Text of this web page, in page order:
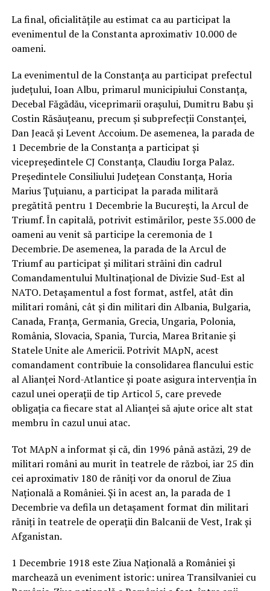
La final, oficialitățile au estimat ca au participat la
evenimentul de la Constanta aproximativ 10.000 de
oameni.
La evenimentul de la Constanța au participat prefectul
județului, Ioan Albu, primarul municipiului Constanța,
Decebal Făgădău, viceprimarii orașului, Dumitru Babu și
Costin Răsăuțeanu, precum și subprefecții Constanței,
Dan Jeacă și Levent Accoium. De asemenea, la parada de
1 Decembrie de la Constanța a participat și
vicepreședintele CJ Constanța, Claudiu Iorga Palaz.
Președintele Consiliului Județean Constanța, Horia
Marius Țuțuianu, a participat la parada militară
pregătită pentru 1 Decembrie la București, la Arcul de
Triumf. În capitală, potrivit estimărilor, peste 35.000 de
oameni au venit să participe la ceremonia de 1
Decembrie. De asemenea, la parada de la Arcul de
Triumf au participat şi militari străini din cadrul
Comandamentului Multinaţional de Divizie Sud-Est al
NATO. Detaşamentul a fost format, astfel, atât din
militari români, cât şi din militari din Albania, Bulgaria,
Canada, Franţa, Germania, Grecia, Ungaria, Polonia,
România, Slovacia, Spania, Turcia, Marea Britanie şi
Statele Unite ale Americii. Potrivit MApN, acest
comandament contribuie la consolidarea flancului estic
al Alianţei Nord-Atlantice şi poate asigura intervenţia în
cazul unei operaţii de tip Articol 5, care prevede
obligaţia ca fiecare stat al Alianţei să ajute orice alt stat
membru în cazul unui atac.
Tot MApN a informat și că, din 1996 până astăzi, 29 de
militari români au murit în teatrele de război, iar 25 din
cei aproximativ 180 de răniţi vor da onorul de Ziua
Naţională a României. Şi în acest an, la parada de 1
Decembrie va defila un detaşament format din militari
răniţi în teatrele de operaţii din Balcanii de Vest, Irak şi
Afganistan.
1 Decembrie 1918 este Ziua Naţională a României şi
marchează un eveniment istoric: unirea Transilvaniei cu